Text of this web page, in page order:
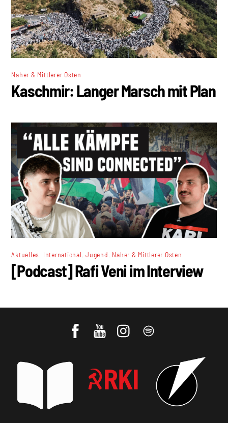
Naher & Mittlerer Osten
Kaschmir: Langer Marsch mit Plan
Aktuelles International ,Jugend Naher & Mittlerer Osten
[Podcast] Rafi Veni im Interview